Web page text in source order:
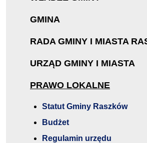
GMINA
RADA GMINY I MIASTA
URZĄD GMINY I MIASTA
PRAWO LOKALNE
Statut Gminy Raszków
Budżet
Regulamin urzędu